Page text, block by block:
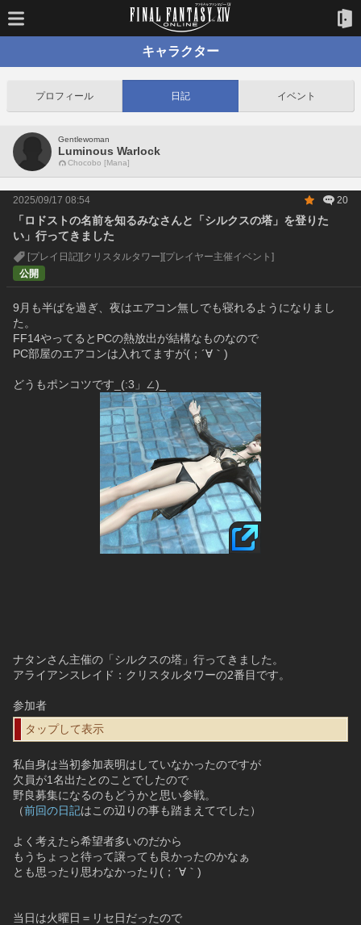
キャラクター
プロフィール 日記 イベント
Gentlewoman
Luminous Warlock
Chocobo [Mana]
2025/09/17 08:54 20
「ロドストの名前を知るみなさんと「シルクスの塔」を登りた
い」行ってきました
[プレイ日記] [クリスタルタワー] [プレイヤー主催イベント]
公開
9月も半ばを過ぎ、夜はエアコン無しでも寝れるようになりまし
た。
FF14やってるとPCの熱放出が結構なものなので
PC部屋のエアコンは入れてますが(；´∀｀)
どうもポンコツです_(:3」∠)_
ナタンさん主催の「シルクスの塔」行ってきました。
アライアンスレイド：クリスタルタワーの2番目です。
参加者
タップして表示
私自身は当初参加表明はしていなかったのですが
欠員が1名出たとのことでしたので
野良募集になるのもどうかと思い参戦。
（前回の日記はこの辺りの事も踏まえてでした）
よく考えたら希望者多いのだから
もうちょっと待って譲っても良かったのかなぁ
とも思ったり思わなかったり(；´∀｀)
当日は火曜日＝リセ日だったので